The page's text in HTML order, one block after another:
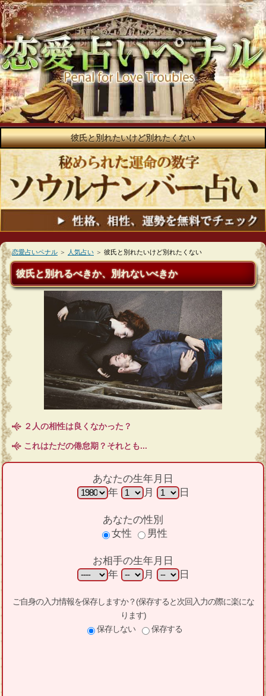
彼氏と別れたいけど別れたくない
恋愛占いペナル ＞ 人気占い ＞ 彼氏と別れたいけど別れたくない
彼氏と別れるべきか、別れないべきか
２人の相性は良くなかった？
これはただの倦怠期？それとも...
あなたの生年月日
年
月 日
あなたの性別
女性
男性
お相手の生年月日
年
月 日
ご自身の入力情報を保存しますか？(保存すると次回入力の際に楽にな
ります)
保存しない
保存する